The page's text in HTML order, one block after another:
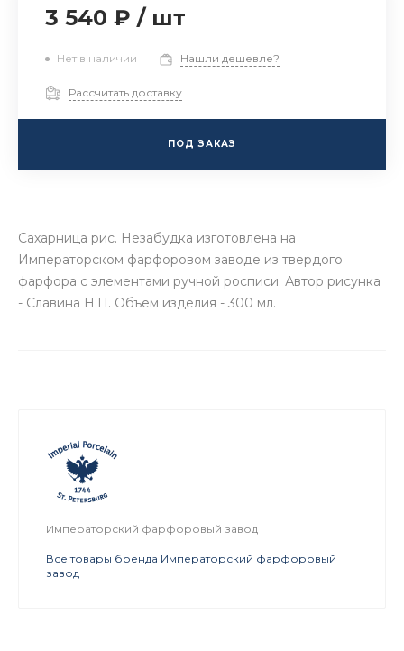
3 540 ₽ / шт
Нет в наличии Нашли дешевле?
Рассчитать доставку
ПОД ЗАКАЗ
Сахарница рис. Незабудка изготовлена на
Императорском фарфоровом заводе из твердого
фарфора с элементами ручной росписи. Автор рисунка
- Славина Н.П. Объем изделия - 300 мл.
Императорский фарфоровый завод
Все товары бренда Императорский фарфоровый
завод